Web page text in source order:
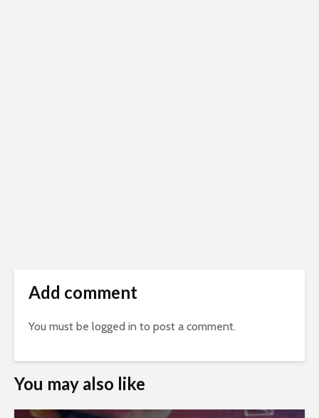
Add comment
You must be logged in to post a comment.
You may also like